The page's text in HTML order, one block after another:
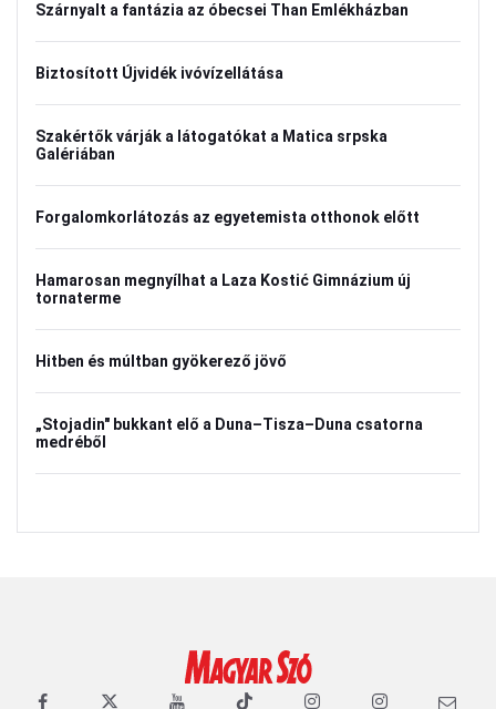
Szárnyalt a fantázia az óbecsei Than Emlékházban
Biztosított Újvidék ivóvízellátása
Szakértők várják a látogatókat a Matica srpska
Galériában
Forgalomkorlátozás az egyetemista otthonok előtt
Hamarosan megnyílhat a Laza Kostić Gimnázium új
tornaterme
Hitben és múltban gyökerező jövő
„Stojadin" bukkant elő a Duna–Tisza–Duna csatorna
medréből